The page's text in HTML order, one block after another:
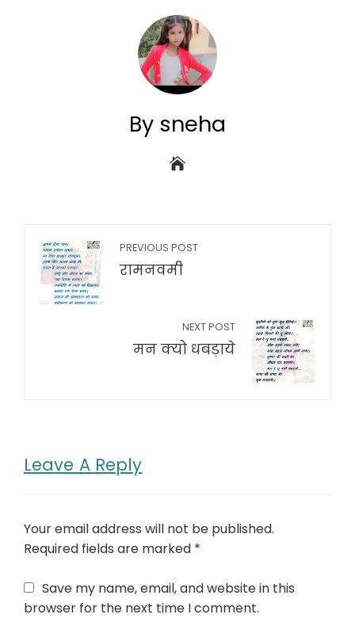
By sneha
PREVIOUS POST
रामनवमी
NEXT POST
मन क्यो धबड़ाये
Leave A Reply
Your email address will not be published.
Required fields are marked *
Save my name, email, and website in this
browser for the next time I comment.